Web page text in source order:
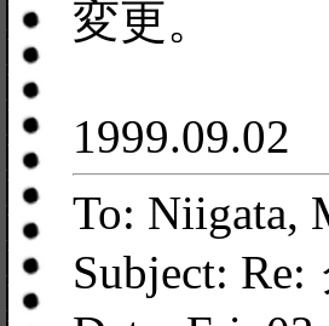
変更。
1999.09.02
To: Niigata,
Subject: